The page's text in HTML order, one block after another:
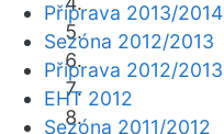
Příprava 2013/2014
Sezóna 2012/2013
Příprava 2012/2013
EHT 2012
Sezóna 2011/2012